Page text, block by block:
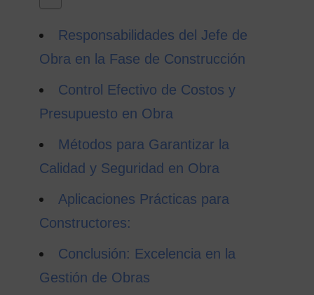
Responsabilidades del Jefe de
Obra en la Fase de Construcción
Control Efectivo de Costos y
Presupuesto en Obra
Métodos para Garantizar la
Calidad y Seguridad en Obra
Aplicaciones Prácticas para
Constructores:
Conclusión: Excelencia en la
Gestión de Obras